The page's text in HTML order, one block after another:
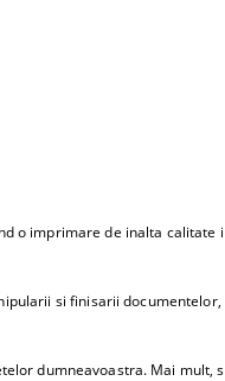
o imprimare de inalta calitate
si finisarii
dumneavoastra. Mai mult,